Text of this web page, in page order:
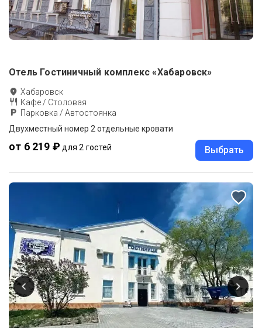
Отель Гостиничный комплекс «Хабаровск»
Хабаровск
Кафе / Столовая
Парковка / Автостоянка
Двухместный номер 2 отдельные кровати
от 6 219 ₽ для 2 гостей Выбрать